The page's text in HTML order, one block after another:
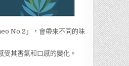
No.2」，會帶來不同的味
其香氣和口感的變化。